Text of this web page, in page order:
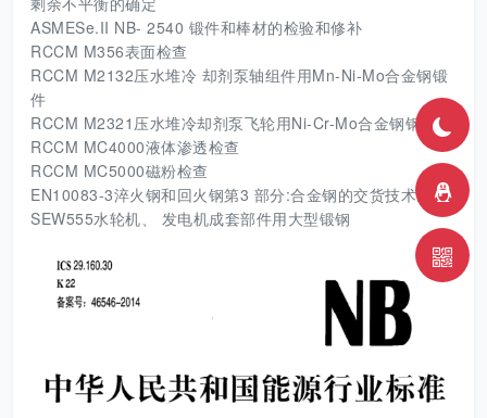
ASMESe.II NB- 2540 锻件和棒材的检验和修补
RCCM M356表面检查
RCCM M2132压水堆冷 却剂泵轴组件用Mn-Ni-Mo合金钢锻
件
RCCM M2321压水堆冷却剂泵飞轮用Ni-Cr-Mo合金钢钢板
RCCM MC4000液体渗透检查
RCCM MC5000磁粉检查
EN10083-3淬火钢和回火钢第3 部分:合金钢的交货技术条件
SEW555水轮机、 发电机成套部件用大型锻钢